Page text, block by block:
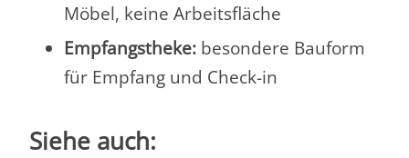
Möbel, keine Arbeitsfläche
Empfangstheke: besondere Bauform
für Empfang und Check-in
Siehe auch: